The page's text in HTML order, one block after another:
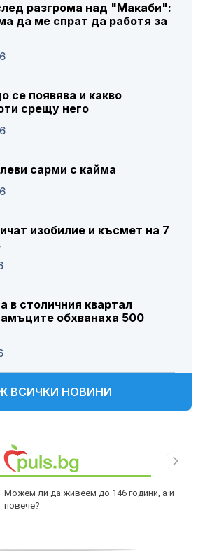
разгрома над "Макаби":
да ме спрат да работя за
се появява и какво
срещу него
сарми с кайма
изобилие и късмет на 7
в столичния квартал
обхванаха 500
ВСИЧКИ НОВИНИ
Можем ли да живеем до 146 години, а и
повече?